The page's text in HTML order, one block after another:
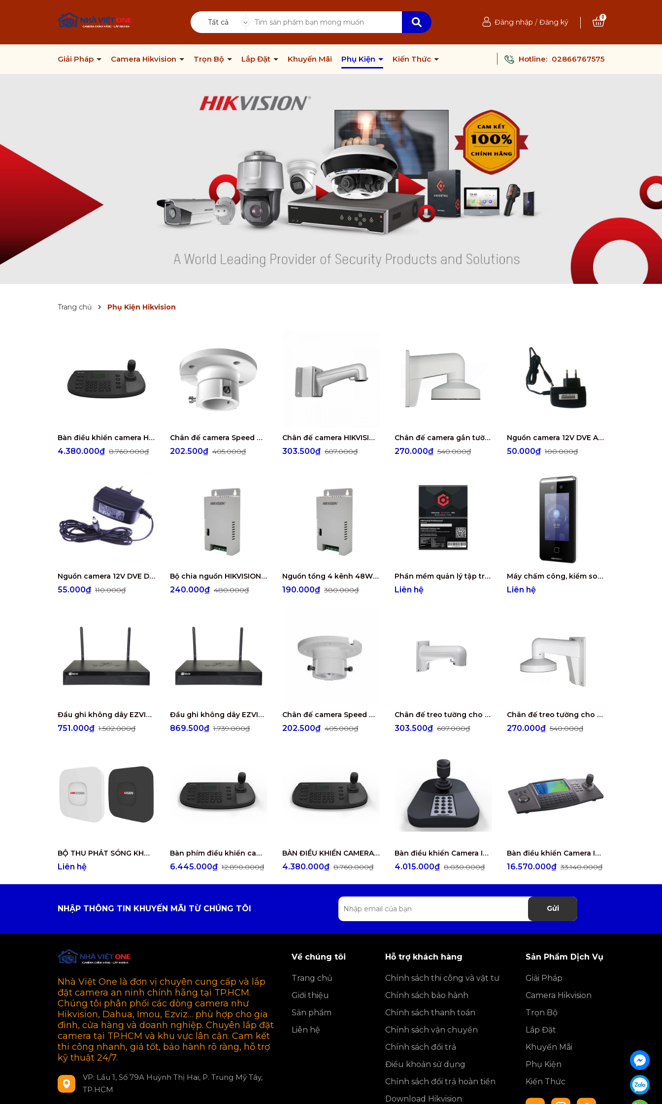
Tất cả Đăng nhập / Đăng ký
0
Giải Pháp Camera Hikvision Trọn Bộ Lắp Đặt Khuyến Mãi Phụ Kiện Kiến Thức Hotline: 02866767575
Trang chủ Phụ Kiện Hikvision
Bàn điều khiển camera HIKVISION DS-1006KI
4.380.000₫ 8.760.000₫
Chân đế camera Speed Dome HIKVISION DS-1663ZJ
202.500₫ 405.000₫
Chân đế camera HIKVISION DS-1602ZJ
303.500₫ 607.000₫
Chân đế camera gắn tường HIKVISION DS-1272ZJ-120
270.000₫ 540.000₫
Nguồn camera 12V DVE ADS-12FG-12N12012EPG
50.000₫100.000₫
Nguồn camera 12V DVE DSA-12PFG-12FEU120100
55.000₫110.000₫
​Bộ chia nguồn HIKVISION DS-2FA1205-C8(EUR)
240.000₫ 480.000₫
Nguồn tổng 4 kênh 48W HIKVISION DS-2FA1225-C4(EUR)
190.000₫ 380.000₫
Phần mềm quản lý tập trung 64 kênh camera HIKVISION HikCentral-P-Inclusive-Global/64
Liên hệ
Máy chấm công, kiểm soát ra vào nhận diện khuôn mặt và vân tay HIKVISION DS-K1T341AM
Liên hệ
Đầu ghi không dây EZVIZ 4/8 kênh CS-X5S-R100-4W
751.000₫1.502.000₫
Đầu ghi không dây EZVIZ 4/8 kênh CS-X5S-R100-8W
869.500₫1.739.000₫
Chân đế camera Speed Dome HIKVISION DS-1663ZJ
202.500₫ 405.000₫
Chân đế treo tường cho camera Speed Dome HIKVISION DS-1602ZJ
303.500₫ 607.000₫
Chân đế treo tường cho Camera Speed Dome HIKVISION DS-1272ZJ-120
270.000₫ 540.000₫
BỘ THU PHÁT SÓNG KHÔNG DÂY CHO CAMERA TRONG THANG MÁY DS-5WF200CT-2N
Liên hệ
Bàn phím điều khiển camera IP Speed Dome, có màn hình LED (128 x 64) Pixel DS-1200KI
6.445.000₫12.890.000₫
BÀN ĐIỀU KHIỂN CAMERA HIKVISION DS-1006KI
4.380.000₫ 8.760.000₫
Bàn điều khiển Camera IP speed Dome ( USB Network Keyboard) DS-1005KI
4.015.000₫ 8.030.000₫
Bàn điều khiển Camera IP Speed Dome (Network Keyboard) DS-1100KI
16.570.000₫ 33.140.000₫
NHẬP THÔNG TIN KHUYẾN MÃI TỪ CHÚNG TÔI Gửi
Nhà Việt One là đơn vị chuyên cung cấp và lắp
đặt camera an ninh chính hãng tại TP.HCM.
Chúng tôi phân phối các dòng camera như
Hikvision, Dahua, Imou, Ezviz… phù hợp cho gia
đình, cửa hàng và doanh nghiệp. Chuyên lắp đặt
camera tại TP.HCM và khu vực lân cận. Cam kết
thi công nhanh, giá tốt, bảo hành rõ ràng, hỗ trợ
kỹ thuật 24/7.
VP: Lầu 1, Số 79A Huỳnh Thị Hai, P. Trung Mỹ Tây,
TP.HCM
Về chúng tôi
Trang chủ
Giới thiệu
Sản phẩm
Liên hệ
Hỗ trợ khách hàng
Chính sách thi công và vật tư
Chính sách bảo hành
Chính sách thanh toán
Chính sách vận chuyển
Chính sách đổi trả
Điều khoản sử dụng
Chính sách đổi trả hoàn tiền
Download Hikvision
Sản Phẩm Dịch Vụ
Giải Pháp
Camera Hikvision
Trọn Bộ
Lắp Đặt
Khuyến Mãi
Phụ Kiện
Kiến Thức